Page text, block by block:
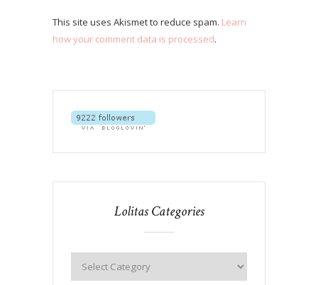
This site uses Akismet to reduce spam. Learn
how your comment data is processed.
Lolitas Categories